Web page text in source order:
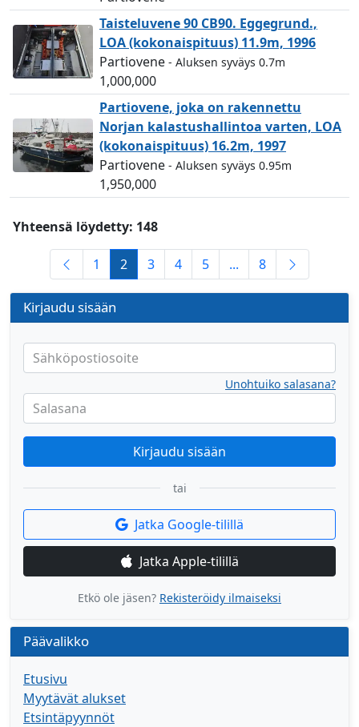
Taisteluvene 90 CB90. Eggegrund.,
LOA (kokonaispituus) 11.9m, 1996
Partiovene - Aluksen syväys 0.7m
1,000,000
Partiovene, joka on rakennettu
Norjan kalastushallintoa varten, LOA
(kokonaispituus) 16.2m, 1997
Partiovene - Aluksen syväys 0.95m
1,950,000
Yhteensä löydetty: 148
1 2 3 4 5 ... 8
Kirjaudu sisään
Sähköpostiosoite
Salasana
Unohtuiko salasana?
Kirjaudu sisään
tai
Jatka Google-tilillä
Jatka Apple-tilillä
Etkö ole jäsen? Rekisteröidy ilmaiseksi
Päävalikko
Etusivu
Myytävät alukset
Etsintäpyynnöt